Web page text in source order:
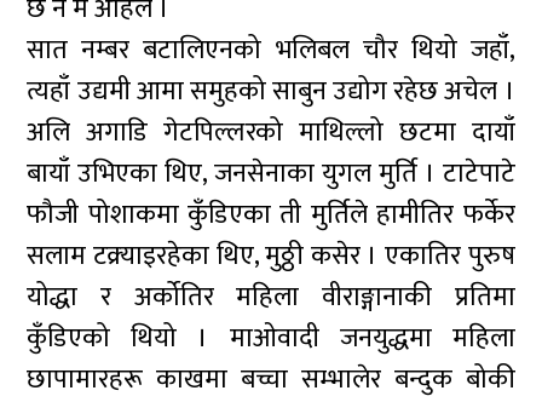
छै न म अहिले ।
सात नम्बर बटालिएनको भलिबल चौर थियो जहाँ,
त्यहाँ उद्यमी आमा समुहको साबुन उद्योग रहेछ अचेल ।
अलि अगाडि गेटपिल्लरको माथिल्लो छटमा दायाँ
बायाँ उभिएका थिए, जनसेनाका युगल मुर्ति । टाटेपाटे
फौजी पोशाकमा कुँडिएका ती मुर्तिले हामीतिर फर्केर
सलाम टक्र्याइरहेका थिए, मुठ्ठी कसेर । एकातिर पुरुष
योद्धा र अर्कोतिर महिला वीराङ्गानाकी प्रतिमा
कुँडिएको थियो । माओवादी जनयुद्धमा महिला
छापामारहरू काखमा बच्चा सम्भालेर बन्दुक बोकी